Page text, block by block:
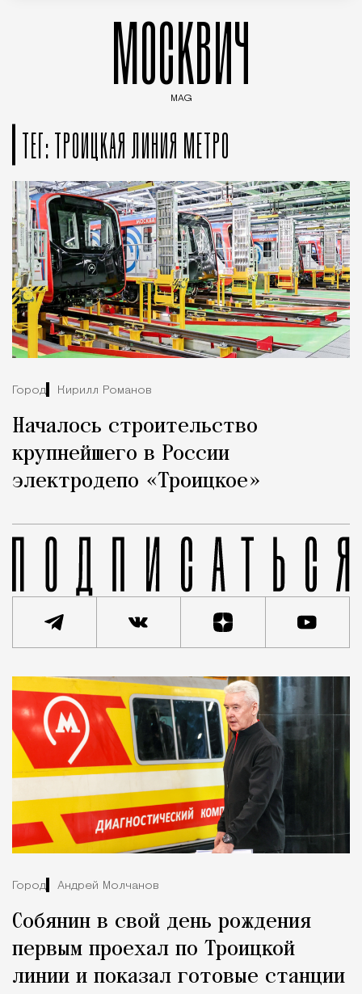
МОСКВИЧ
MAG
ТЕГ: ТРОИЦКАЯ ЛИНИЯ МЕТРО
Город Кирилл Романов
Началось строительство
крупнейшего в России
электродепо «Троицкое»
Город Андрей Молчанов
Собянин в свой день рождения
первым проехал по Троицкой
линии и показал готовые станции